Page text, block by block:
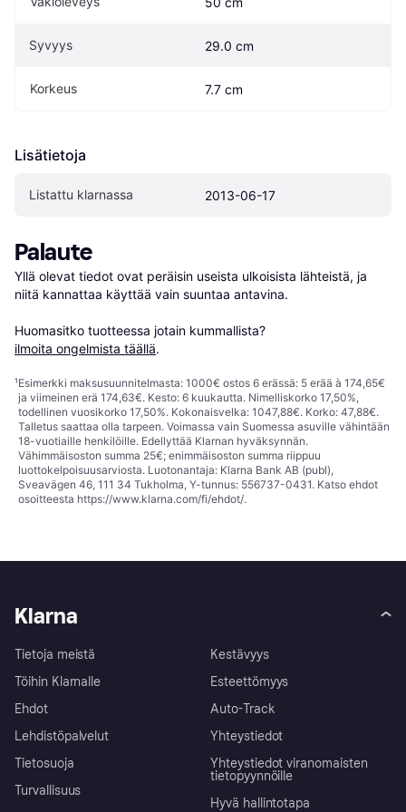
Syvyys 29.0 cm
Korkeus 7.7 cm
Lisätietoja
Listattu klarnassa 2013-06-17
Palaute
Yllä olevat tiedot ovat peräisin useista ulkoisista lähteistä, ja
niitä kannattaa käyttää vain suuntaa antavina.
Huomasitko tuotteessa jotain kummallista?
ilmoita ongelmista täällä.
¹Esimerkki maksusuunnitelmasta: 1000€ ostos 6 erässä: 5 erää à 174,65€
ja viimeinen erä 174,63€. Kesto: 6 kuukautta. Nimelliskorko 17,50%,
todellinen vuosikorko 17,50%. Kokonaisvelka: 1047,88€. Korko: 47,88€.
Talletus saattaa olla tarpeen. Voimassa vain Suomessa asuville vähintään
18-vuotiaille henkilöille. Edellyttää Klarnan hyväksynnän.
Vähimmäisoston summa 25€; enimmäisoston summa riippuu
luottokelpoisuusarviosta. Luotonantaja: Klarna Bank AB (publ),
Sveavägen 46, 111 34 Tukholma, Y-tunnus: 556737-0431. Katso ehdot
osoitteesta https://www.klarna.com/fi/ehdot/.
Klarna
Tietoja meistä
Töihin Klarnalle
Ehdot
Lehdistöpalvelut
Tietosuoja
Turvallisuus
Kestävyys
Esteettömyys
Auto-Track
Yhteystiedot
Yhteystiedot viranomaisten
tietopyynnöille
Hyvä hallintotapa